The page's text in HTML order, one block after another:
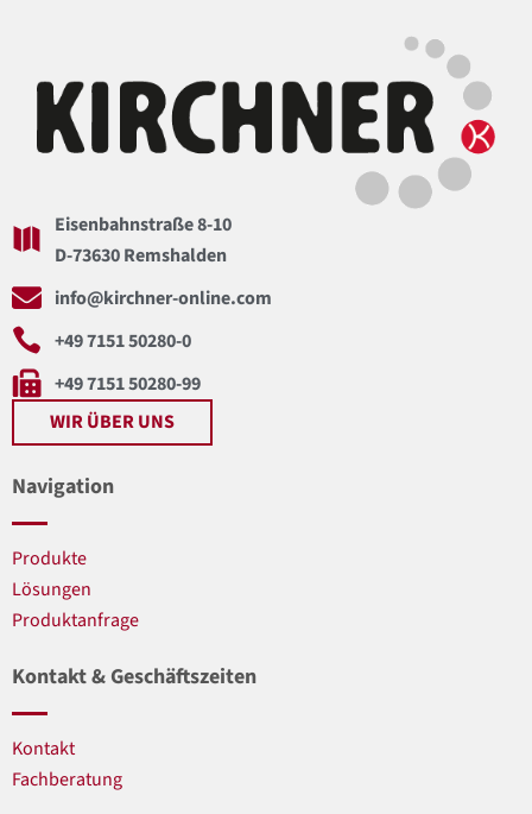
Eisenbahnstraße 8-10
D-73630 Remshalden
info@kirchner-online.com
+49 7151 50280-0
+49 7151 50280-99
WIR ÜBER UNS
Navigation
Produkte
Lösungen
Produktanfrage
Kontakt & Geschäftszeiten
Kontakt
Fachberatung